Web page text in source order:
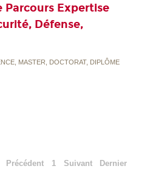
Expertise
Défense,
MASTER, DOCTORAT, DIPLÔME
Précédent 1 Suivant Dernier